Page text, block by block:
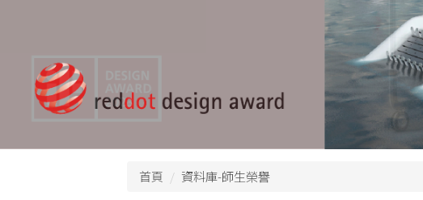
首頁 資料庫-師生榮譽